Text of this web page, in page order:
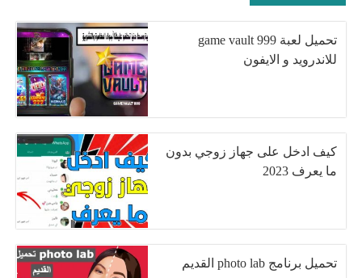
تحميل لعبة game vault 999
للاندرويد و الايفون
كيف ادخل على جهاز زوجي بدون
ما يعرف 2023
تحميل برنامج photo lab القديم